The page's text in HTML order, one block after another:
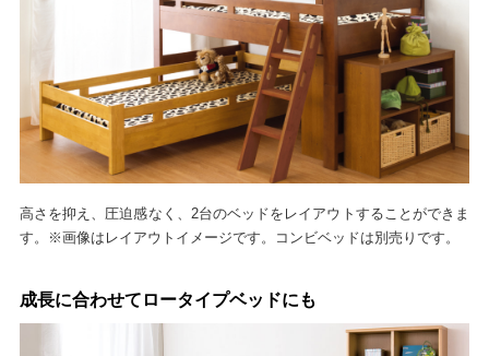
高さを抑え、圧迫感なく、2台のベッドをレイアウトすることができま
す。※画像はレイアウトイメージです。コンビベッドは別売りです。
成長に合わせてロータイプベッドにも